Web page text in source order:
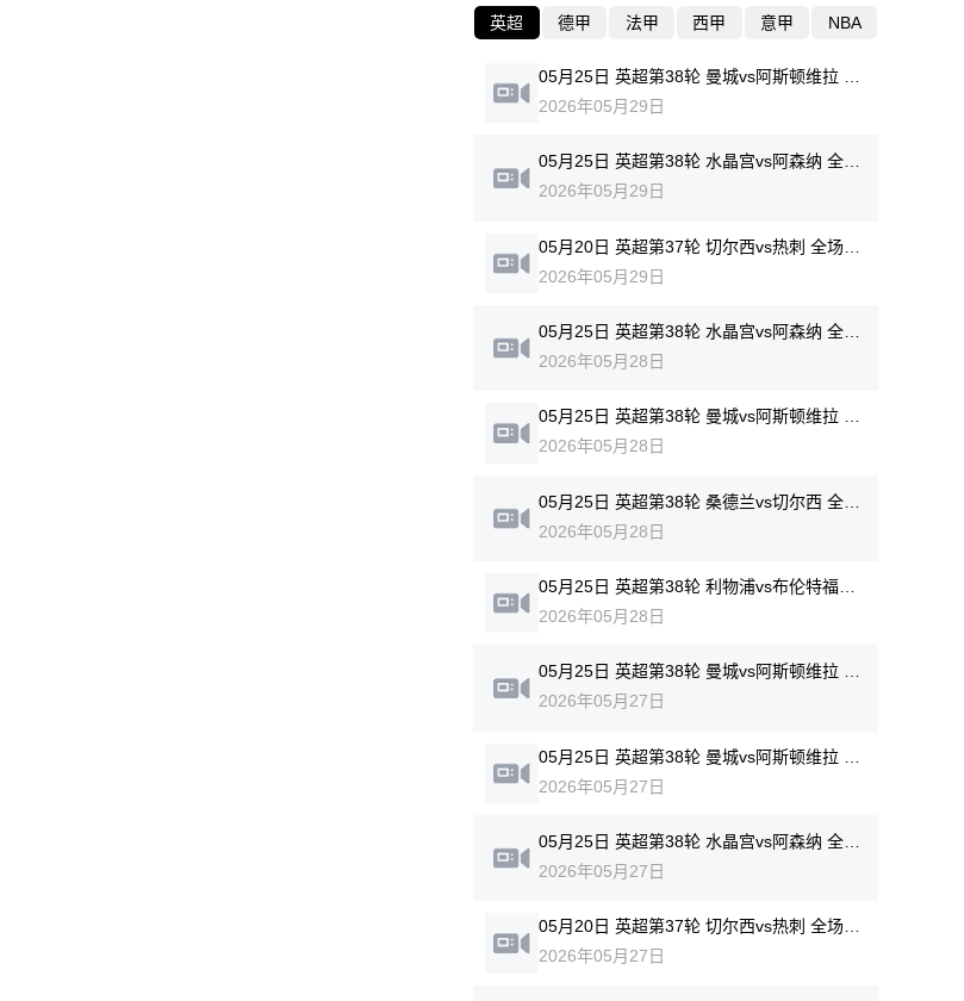
英超 德甲 法甲 西甲 意甲 NBA
2026年05月29日
05月25日 英超第38轮 水晶宫vs阿森纳 全场录像回放
2026年05月29日
2026年05月29日
2026年05月28日
05月25日 英超第38轮 曼城vs阿斯顿维拉 全场录像回放
2026年05月28日
2026年05月28日
2026年05月28日
05月25日 英超第38轮 曼城vs阿斯顿维拉 全场录像回放
2026年05月27日
2026年05月27日
2026年05月27日
05月20日 英超第37轮 切尔西vs热刺 全场录像回放
2026年05月27日